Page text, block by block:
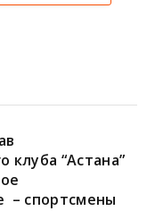
клуба “Астана”
– спортсмены